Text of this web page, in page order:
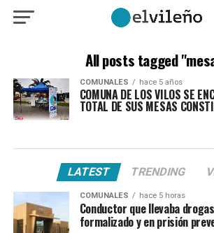
All posts tagged
COMUNALES hace 5 años
COMUNA DE LOS VILOS SE
TOTAL DE SUS MESAS
LATEST TRENDING
COMUNALES hace 5 horas
Conductor que llevaba
formalizado y en prisión